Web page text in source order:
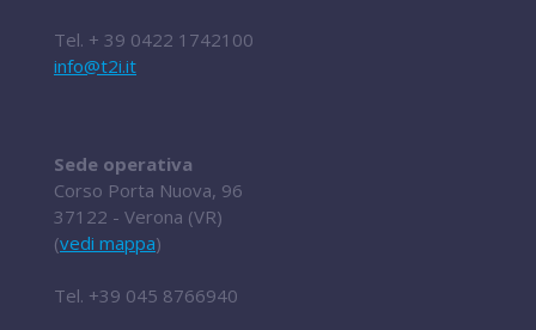
Tel. + 39 0422 1742100
info@t2i.it
Sede operativa
Corso Porta Nuova, 96
37122 - Verona (VR)
(vedi mappa)
Tel. +39 045 8766940